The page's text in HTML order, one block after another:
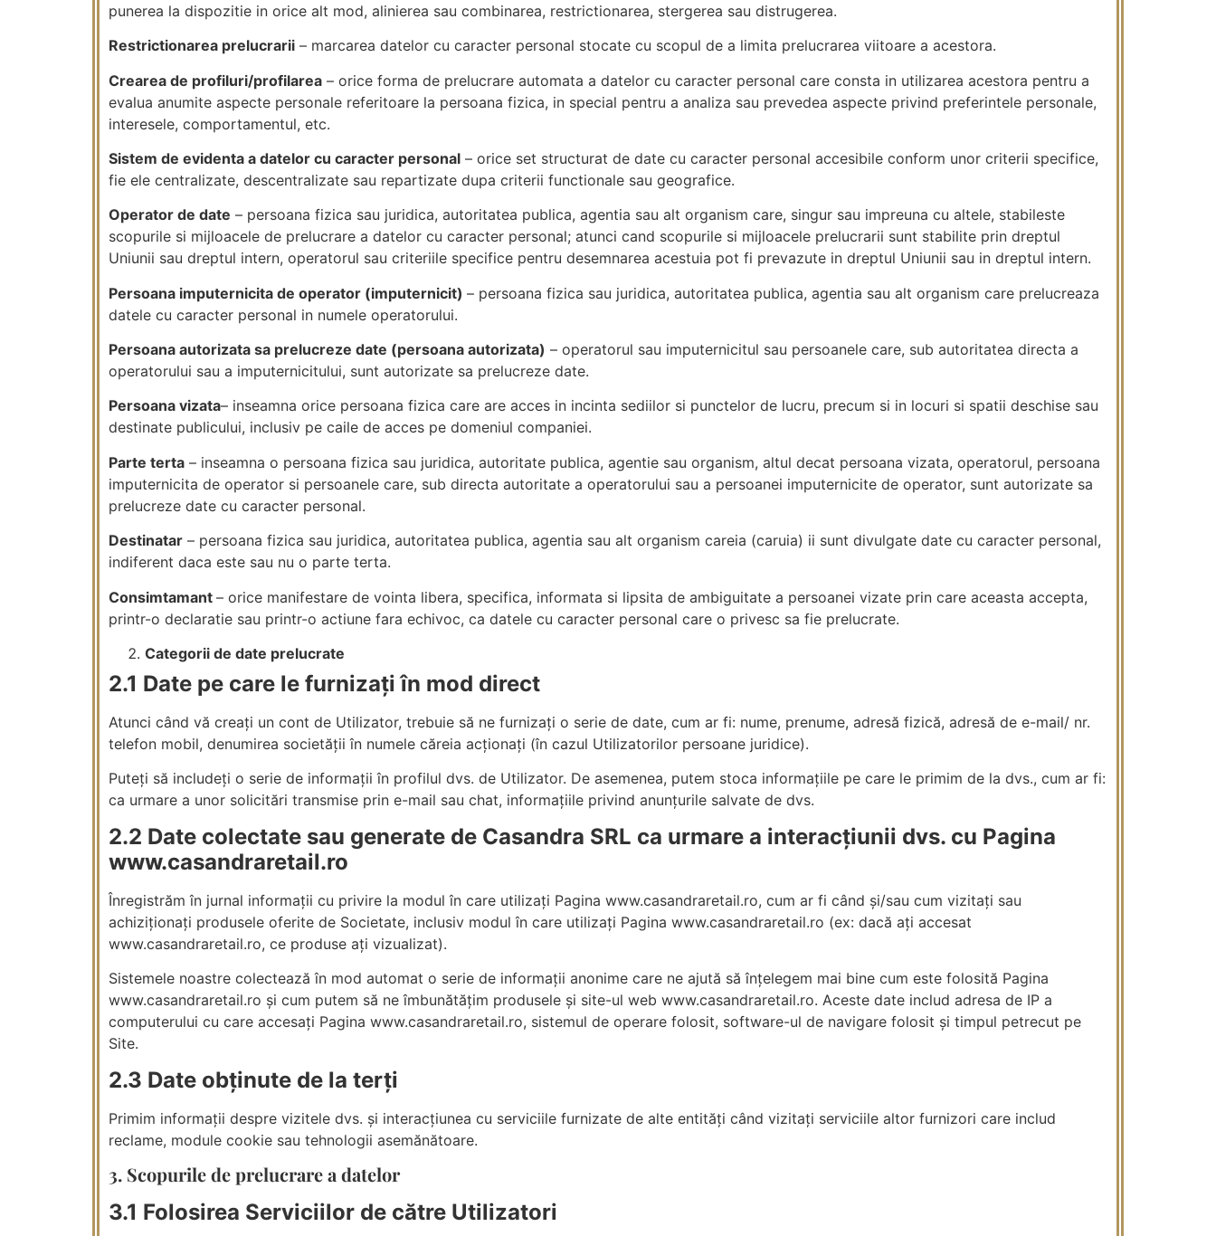
punerea la dispozitie in orice alt mod, alinierea sau combinarea, restrictionarea, stergerea sau distrugerea.
Restrictionarea prelucrarii – marcarea datelor cu caracter personal stocate cu scopul de a limita prelucrarea viitoare a acestora.
Crearea de profiluri/profilarea – orice forma de prelucrare automata a datelor cu caracter personal care consta in utilizarea acestora pentru a
evalua anumite aspecte personale referitoare la persoana fizica, in special pentru a analiza sau prevedea aspecte privind preferintele personale,
interesele, comportamentul, etc.
Sistem de evidenta a datelor cu caracter personal – orice set structurat de date cu caracter personal accesibile conform unor criterii specifice,
fie ele centralizate, descentralizate sau repartizate dupa criterii functionale sau geografice.
Operator de date – persoana fizica sau juridica, autoritatea publica, agentia sau alt organism care, singur sau impreuna cu altele, stabileste
scopurile si mijloacele de prelucrare a datelor cu caracter personal; atunci cand scopurile si mijloacele prelucrarii sunt stabilite prin dreptul
Uniunii sau dreptul intern, operatorul sau criteriile specifice pentru desemnarea acestuia pot fi prevazute in dreptul Uniunii sau in dreptul intern.
Persoana imputernicita de operator (imputernicit) – persoana fizica sau juridica, autoritatea publica, agentia sau alt organism care prelucreaza
datele cu caracter personal in numele operatorului.
Persoana autorizata sa prelucreze date (persoana autorizata) – operatorul sau imputernicitul sau persoanele care, sub autoritatea directa a
operatorului sau a imputernicitului, sunt autorizate sa prelucreze date.
Persoana vizata– inseamna orice persoana fizica care are acces in incinta sediilor si punctelor de lucru, precum si in locuri si spatii deschise sau
destinate publicului, inclusiv pe caile de acces pe domeniul companiei.
Parte terta – inseamna o persoana fizica sau juridica, autoritate publica, agentie sau organism, altul decat persoana vizata, operatorul, persoana
imputernicita de operator si persoanele care, sub directa autoritate a operatorului sau a persoanei imputernicite de operator, sunt autorizate sa
prelucreze date cu caracter personal.
Destinatar – persoana fizica sau juridica, autoritatea publica, agentia sau alt organism careia (caruia) ii sunt divulgate date cu caracter personal,
indiferent daca este sau nu o parte terta.
Consimtamant – orice manifestare de vointa libera, specifica, informata si lipsita de ambiguitate a persoanei vizate prin care aceasta accepta,
printr-o declaratie sau printr-o actiune fara echivoc, ca datele cu caracter personal care o privesc sa fie prelucrate.
Categorii de date prelucrate
2.1 Date pe care le furnizați în mod direct
Atunci când vă creați un cont de Utilizator, trebuie să ne furnizați o serie de date, cum ar fi: nume, prenume, adresă fizică, adresă de e-mail/ nr.
telefon mobil, denumirea societății în numele căreia acționați (în cazul Utilizatorilor persoane juridice).
Puteți să includeți o serie de informații în profilul dvs. de Utilizator. De asemenea, putem stoca informațiile pe care le primim de la dvs., cum ar fi:
ca urmare a unor solicitări transmise prin e-mail sau chat, informațiile privind anunțurile salvate de dvs.
2.2 Date colectate sau generate de Casandra SRL ca urmare a interacțiunii dvs. cu Pagina
www.casandraretail.ro
Înregistrăm în jurnal informații cu privire la modul în care utilizați Pagina www.casandraretail.ro, cum ar fi când și/sau cum vizitați sau
achiziționați produsele oferite de Societate, inclusiv modul în care utilizați Pagina www.casandraretail.ro (ex: dacă ați accesat
www.casandraretail.ro, ce produse ați vizualizat).
Sistemele noastre colectează în mod automat o serie de informații anonime care ne ajută să înțelegem mai bine cum este folosită Pagina
www.casandraretail.ro și cum putem să ne îmbunătățim produsele și site-ul web www.casandraretail.ro. Aceste date includ adresa de IP a
computerului cu care accesați Pagina www.casandraretail.ro, sistemul de operare folosit, software-ul de navigare folosit și timpul petrecut pe
Site.
2.3 Date obținute de la terți
Primim informații despre vizitele dvs. și interacțiunea cu serviciile furnizate de alte entități când vizitați serviciile altor furnizori care includ
reclame, module cookie sau tehnologii asemănătoare.
3. Scopurile de prelucrare a datelor
3.1 Folosirea Serviciilor de către Utilizatori